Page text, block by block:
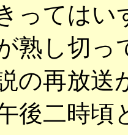
ってはい
熟し切っ
の再放送
後二時頃